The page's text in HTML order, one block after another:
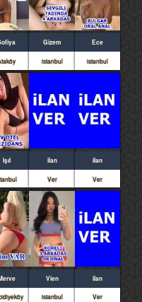
Gizem
istanbul
Ece
istanbul
Işıl ilan
Ver
ilan
Ver
Vien
istanbul
ilan
Ver